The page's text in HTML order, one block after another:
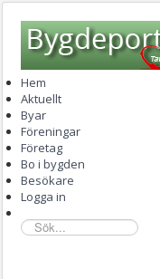
Hem
Aktuellt
Byar
Föreningar
Företag
Bo i bygden
Besökare
Logga in
sök...